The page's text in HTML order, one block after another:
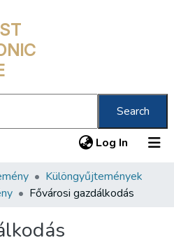
Search
Log In (current)
Különgyűjtemények
Fővárosi gazdálkodás